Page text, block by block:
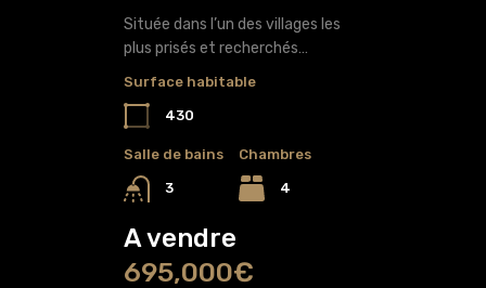
Située dans l’un des villages les
plus prisés et recherchés…
Surface habitable
430
Salle de bains
3
Chambres
4
A vendre
695,000€